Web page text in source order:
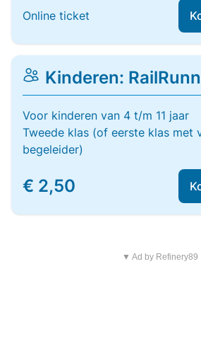
Online ticket
Kinderen:
Voor kinderen van 4 t/m 11 jaar
Tweede klas (of eerste klas met
begeleider)
€ 2,50
▼ Ad by Refinery89